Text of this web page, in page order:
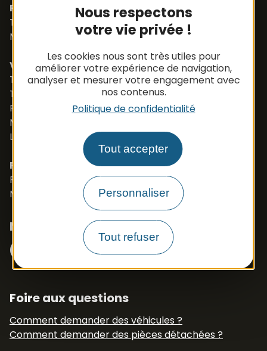
Nous respectons
votre vie privée !
Les cookies nous sont très utiles pour
améliorer votre expérience de navigation,
analyser et mesurer votre engagement avec
nos contenus.
Politique de confidentialité
Tout accepter
Personnaliser
Tout refuser
Pièces détachées
Tél. +33 (0)5 65 48 19 32
Mail :
contact@apbfrance.com
Véhicules
Tél. +33 (0)5 65 48 05 75
Tél. +33 (0)5 65 48 37 97
Port. +33 (0)6 79 50 77 83
Mail :
Langues parlées : Français, Anglais, Polonais
PROSZE O KONTAKT- J.POLSKI
Port. 0033 673 191 445
Mail :
export.apb1@apbfrance.com
Nous suivre
FacebookInstagram
N° Tél WhatsApp
Foire aux questions
Comment demander des véhicules ?
Comment demander des pièces détachées ?